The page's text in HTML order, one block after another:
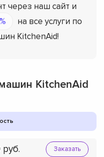
через наш сайт и
на все услуги по
KitchenAid!
KitchenAid
Заказать